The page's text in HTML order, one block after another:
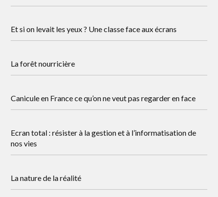
Et si on levait les yeux ? Une classe face aux écrans
La forêt nourricière
Canicule en France ce qu’on ne veut pas regarder en face
Ecran total : résister à la gestion et à l’informatisation de
nos vies
La nature de la réalité